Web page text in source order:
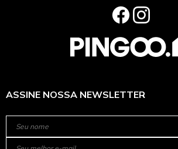
ASSINE NOSSA NEWSLETTER